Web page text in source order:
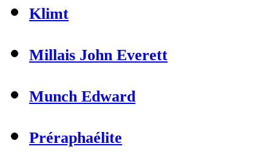
Klimt
Millais John Everett
Munch Edward
Préraphaélite